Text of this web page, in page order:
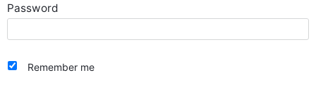
Password
Remember me